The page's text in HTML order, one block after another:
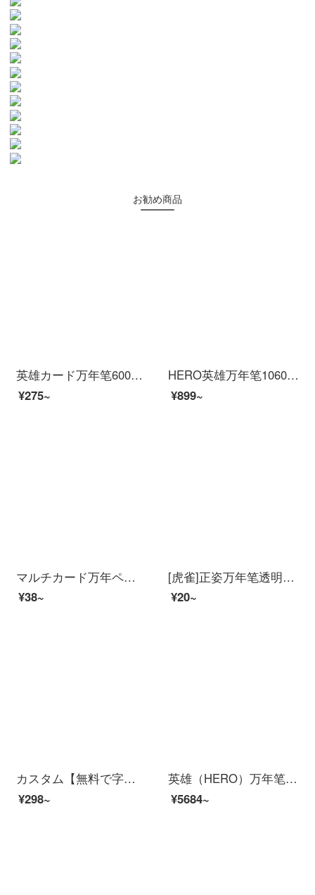
お勧め商品
英雄カード万年笔6006美工曲げ先成人書道手描き習字ペン学生用メンズビジネス署名ペン専用硬筆速写礼箱プレゼントカスタム絨毛砂金
¥275~
HERO英雄万年笔1060曲がった先の曲がった先の美しい细工の笔の大きい明の先の螺旋は米国のイリジウムの金のペンをかぶせます/インキの笔の麗雅な黒の银が曲がっている先の米の细工のペンの1.0 mmをはさみます
¥899~
マルチカード万年ペンセットNARUTO-ナルト-サスケカカシはニワトリの墨を食べます。学生万年笔イリジウムの金ペンを食べます。
¥38~
[虎雀]正姿万年笔透明彩墨正姿三年生の小学生は墨嚢インクに換えられます。汎用透明インク吸入器2本。3.4口径0.38 mmの官製標準装備です。
¥20~
カスタム【無料で字を彫る】ビジネスの正姿万年贈り物金属署名ペン広告景品万年ペン予約logo学生教師の習字は万年ペンで0.5 mm【蛇口タイプ】黒
¥298~
英雄（HERO）万年笔カバーインク笔14 K金筆先铭志200 E草枪灰亮金【インクカバー】0.5 MM
¥5684~